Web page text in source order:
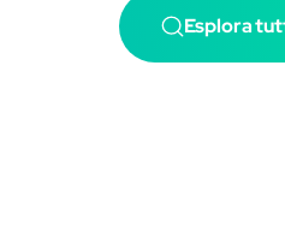
Esplora